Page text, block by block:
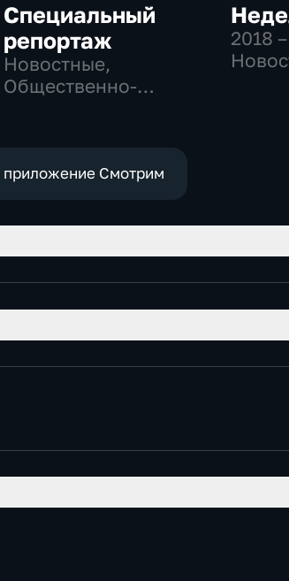
Специальный
репортаж
Новостные,
Общественно-
2018
приложение Смотрим